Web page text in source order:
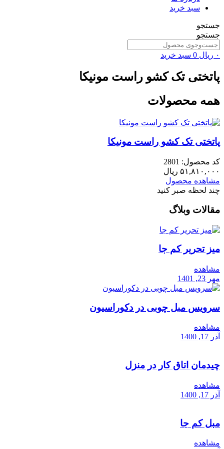
سبد خرید
جستجو
جستجو
۰ ریال 0 سبد خرید
پاتختی تک کشو راست مونیکا
همه محصولات
پاتختی تک کشو راست مونیکا
کد محصول: 2801
۵۱,۸۱۰,۰۰۰ ریال
مشاهده محصول
چند لحظه صبر کنید
مقالات وبلاگ
میز تحریر کم جا
مشاهده
مهر 23, 1401
سرویس مبل چوبی در دکوراسیون
مشاهده
آذر 17, 1400
چیدمان اتاق کار در منزل
مشاهده
آذر 17, 1400
مبل کم جا
مشاهده